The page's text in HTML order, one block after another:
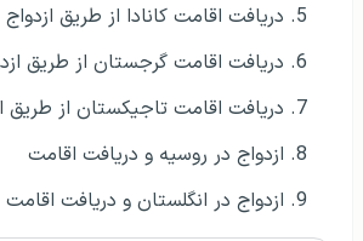
دریافت اقامت کانادا از طریق ازدواج
دریافت اقامت گرجستان از طریق
دریافت اقامت تاجیکستان از طریق
ازدواج در روسیه و دریافت اقامت
ازدواج در انگلستان و دریافت اقامت